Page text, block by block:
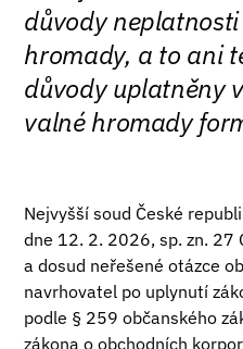
důvody
hromady, a to ani
důvody uplatněny
valné hromady
Nejvyšší soud České
dne 12. 2. 2026, sp. zn.
a dosud neřešené otázce
navrhovatel po uplynutí
podle § 259 občanského
zákona o obchodních